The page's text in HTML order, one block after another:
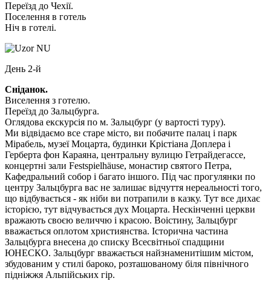
Переїзд до Чехії.
Поселення в готель
Ніч в готелі.
День 2-й
Сніданок.
Виселення з готелю.
Переїзд до Зальцбурга.
Оглядова екскурсія по м. Зальцбург (у вартості туру).
Ми відвідаємо все старе місто, ви побачите палац і парк
Мірабель, музеї Моцарта, будинки Крістіана Доплера і
Герберта фон Караяна, центральну вулицю Гетрайдегассе,
концертні зали Festspielhäuse, монастир святого Петра,
Кафедральний собор і багато іншого. Під час прогулянки по
центру Зальцбурга вас не залишає відчуття нереальності того,
що відбувається - як ніби ви потрапили в казку. Тут все дихає
історією, тут відчувається дух Моцарта. Нескінченні церкви
вражають своєю величчю і красою. Воістину, Зальцбург
вважається оплотом християнства. Історична частина
Зальцбурга внесена до списку Всесвітньої спадщини
ЮНЕСКО. Зальцбург вважається найзнаменитішим містом,
збудованим у стилі бароко, розташованому біля північного
підніжжя Альпійських гір.